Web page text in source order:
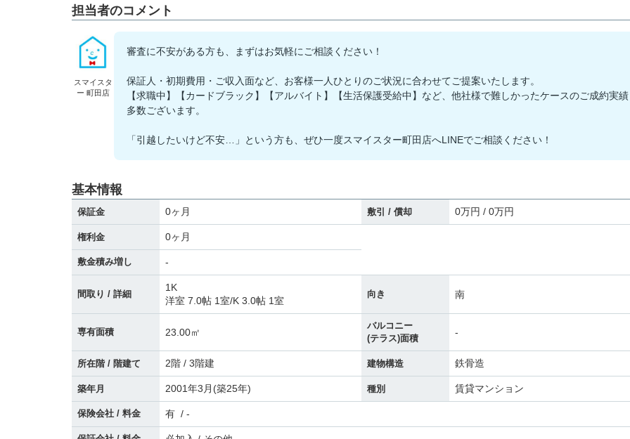
担当者のコメント
スマイスタ
ー 町田店
審査に不安がある方も、まずはお気軽にご相談ください！
保証人・初期費用・ご収入面など、お客様一人ひとりのご状況に合わせてご提案いたします。
【求職中】【カードブラック】【アルバイト】【生活保護受給中】など、他社様で難しかったケースのご成約実
多数ございます。
「引越したいけど不安…」という方も、ぜひ一度スマイスター町田店へLINEでご相談ください！
基本情報
保証金 0ヶ月 敷引 / 償却 0万円 / 0万円
権利金 0ヶ月
敷金積み増し -
間取り / 詳細
1K
洋室 7.0帖 1室/K 3.0帖 1室
向き 南
専有面積 23.00㎡
バルコニー
(テラス)面積
-
所在階 / 階建て 2階 / 3階建 建物構造 鉄骨造
築年月 2001年3月(築25年) 種別 賃貸マンション
保険会社 / 料金 有 / -